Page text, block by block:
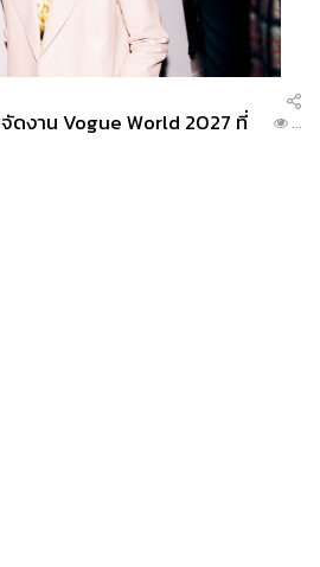
ดงาน Vogue World 2027 ที่
...